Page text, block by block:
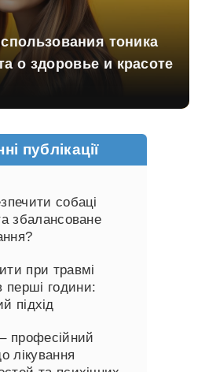
тоника
о здоровье и красоте
публікації
собаці
збалансоване
при травмі
перші години:
підхід
професійний
лікування